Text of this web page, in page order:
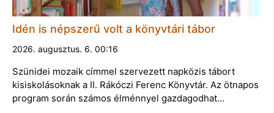
Idén is népszerű volt a könyvtári tábor
2026. augusztus. 6. 00:16
Szünidei mozaik címmel szervezett napközis tábort
kisiskolásoknak a II. Rákóczi Ferenc Könyvtár. Az ötnapos
program során számos élménnyel gazdagodhat…